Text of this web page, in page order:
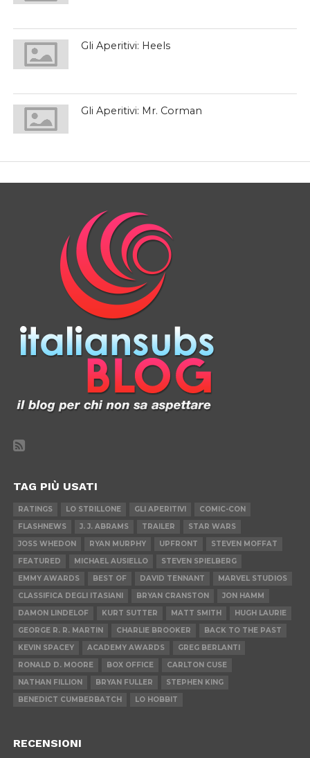
Gli Aperitivi: Heels
Gli Aperitivi: Mr. Corman
TAG PIÙ USATI
RATINGS LO STRILLONE GLI APERITIVI
COMIC-CON
FLASHNEWS
J. J. ABRAMS TRAILER
STAR WARS
JOSS WHEDON
RYAN MURPHY UPFRONT
STEVEN MOFFAT
FEATURED
MICHAEL AUSIELLO
STEVEN SPIELBERG
EMMY AWARDS
BEST OF DAVID TENNANT
MARVEL STUDIOS
CLASSIFICA DEGLI ITASIANI
BRYAN CRANSTON
JON HAMM
DAMON LINDELOF
KURT SUTTER MATT SMITH
HUGH LAURIE
GEORGE R. R. MARTIN
CHARLIE BROOKER
BACK TO THE PAST
KEVIN SPACEY
ACADEMY AWARDS
GREG BERLANTI
RONALD D. MOORE
BOX OFFICE
CARLTON CUSE
NATHAN FILLION
BRYAN FULLER
STEPHEN KING
BENEDICT CUMBERBATCH
LO HOBBIT
RECENSIONI